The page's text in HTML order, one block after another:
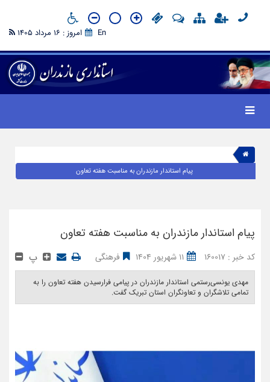
En امروز : 16 مرداد 1405
پیام استاندار مازندران به مناسبت هفته تعاون
پیام استاندار مازندران به مناسبت هفته تعاون
کد خبر : 160017 11 شهریور 1404 فرهنگی پ
مهدی یونسی‌رستمی استاندار مازندران در پیامی فرارسیدن هفتە تعاون را بە
تمامی تلاشگران و تعاونگران استان تبریک گفت. ‎ ‎